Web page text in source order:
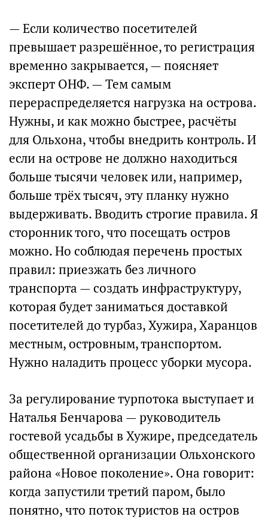
— Если количество посетителей
превышает разрешённое, то регистрация
временно закрывается, — поясняет
эксперт ОНФ. — Тем самым
перераспределяется нагрузка на острова.
Нужны, и как можно быстрее, расчёты
для Ольхона, чтобы внедрить контроль. И
если на острове не должно находиться
больше тысячи человек или, например,
больше трёх тысяч, эту планку нужно
выдерживать. Вводить строгие правила. Я
сторонник того, что посещать остров
можно. Но соблюдая перечень простых
правил: приезжать без личного
транспорта — создать инфраструктуру,
которая будет заниматься доставкой
посетителей до турбаз, Хужира, Харанцов
местным, островным, транспортом.
Нужно наладить процесс уборки мусора.
За регулирование турпотока выступает и
Наталья Бенчарова — руководитель
гостевой усадьбы в Хужире, председатель
общественной организации Ольхонского
района «Новое поколение». Она говорит:
когда запустили третий паром, было
понятно, что поток туристов на остров